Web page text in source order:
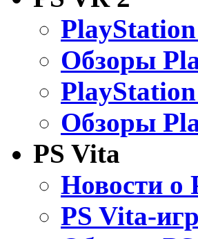
Обзоры
Обзоры
PS Vita
Новости о
PS Vita-